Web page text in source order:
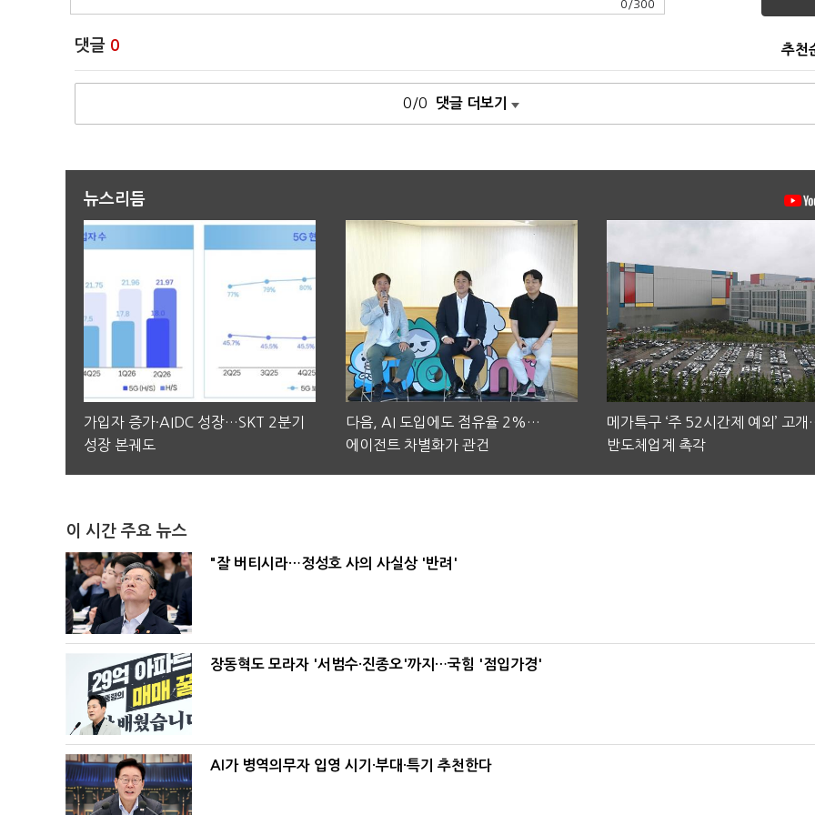
0 /300
댓글 0 추천
0/0 댓글 더보기
뉴스리듬
가입자 증가·AIDC 성장…SKT 2분기
성장 본궤도
다음, AI 도입에도 점유율 2%…
에이전트 차별화가 관건
메가특구 ‘주 52시간제 예외’ 고
반도체업계 촉각
이 시간 주요 뉴스
"잘 버티시라…정성호 사의 사실상 '반려'
장동혁도 모라자 '서범수·진종오'까지…국힘 '점입가경'
AI가 병역의무자 입영 시기·부대·특기 추천한다